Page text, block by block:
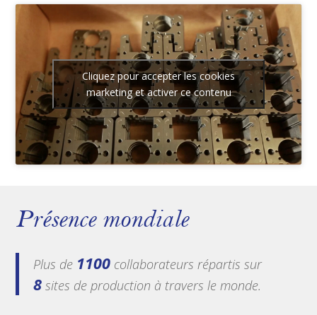
Cliquez pour accepter les cookies
marketing et activer ce contenu
Présence mondiale
Plus de 1100 collaborateurs répartis sur
8 sites de production à travers le monde.